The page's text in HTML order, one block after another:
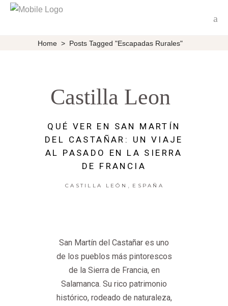
Home > Posts Tagged "escapadas Rurales"
Castilla Leon
QUÉ VER EN SAN MARTÍN
DEL CASTAÑAR: UN VIAJE
AL PASADO EN LA SIERRA
DE FRANCIA
CASTILLA LEÓN , ESPAÑA
San Martín del Castañar es uno
de los pueblos más pintorescos
de la Sierra de Francia, en
Salamanca. Su rico patrimonio
histórico, rodeado de naturaleza,